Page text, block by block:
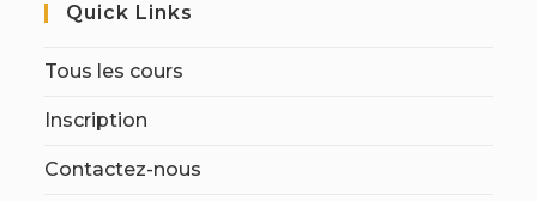
Quick Links
Tous les cours
Inscription
Contactez-nous